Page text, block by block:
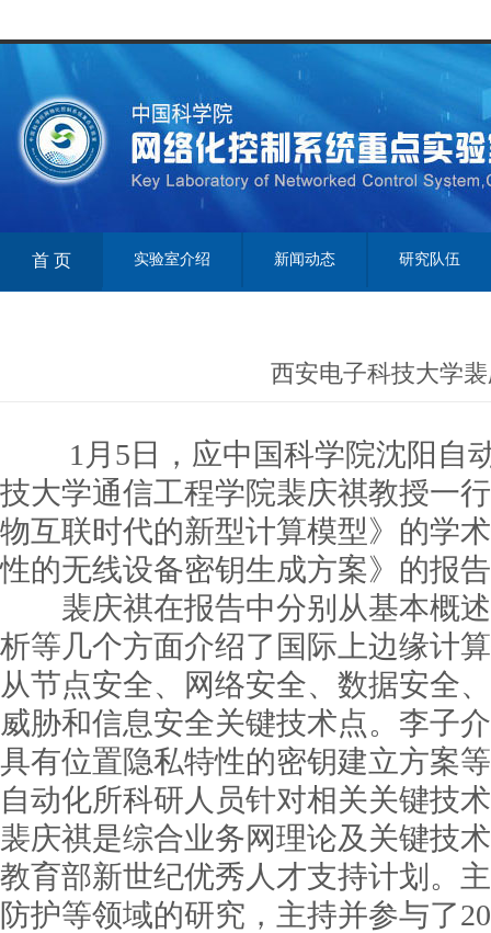
首 页 实验室介绍 新闻动态 研究队伍
西安电子科技大学
1月5日，应中国科学院沈阳自
技大学通信工程学院裴庆祺教授一
物互联时代的新型计算模型》的学
性的无线设备密钥生成方案》的报
裴庆祺在报告中分别从基本概述
析等几个方面介绍了国际上边缘计
从节点安全、网络安全、数据安全
威胁和信息安全关键技术点。李子
具有位置隐私特性的密钥建立方案
自动化所科研人员针对相关关键技
裴庆祺是综合业务网理论及关键技
教育部新世纪优秀人才支持计划。
防护等领域的研究，主持并参与了